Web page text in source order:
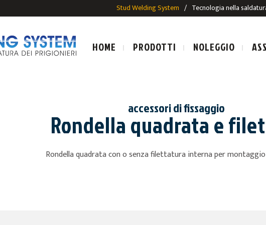
Stud Welding System / Tecnologia nella
HOME PRODOTTI
IMPIANTI E PISTOLE SALDATURA AD ARCO
PRIGIONIERI PER SALDATURA AD ARCO
PRIGIONIERI PER
NOLEGGIO
accessori di fissaggio
Rondella quadrata e
Rondella quadrata con o senza filettatura interna per